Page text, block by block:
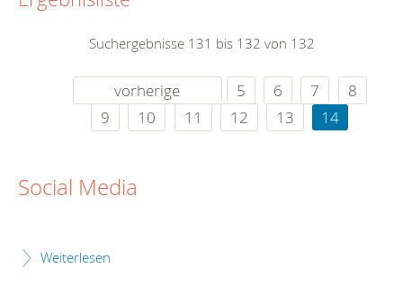
Suchergebnisse 131 bis 132 von 132
vorherige 5 6 7
8
9
10 11 12 13 14
Social Media
Weiterlesen